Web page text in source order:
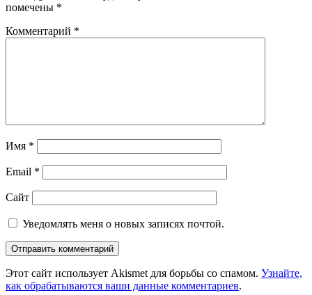
помечены *
Комментарий *
Имя *
Email *
Сайт
Уведомлять меня о новых записях почтой.
Этот сайт использует Akismet для борьбы со спамом. Узнайте,
как обрабатываются ваши данные комментариев.